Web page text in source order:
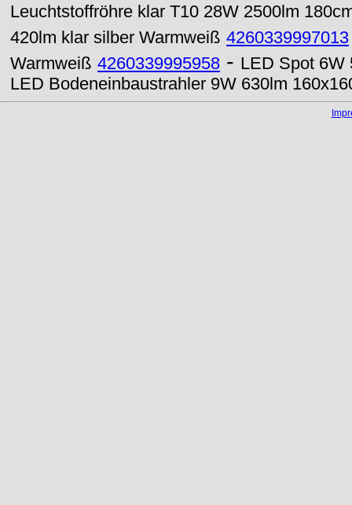
Leuchtstoffröhre klar T10 28W 2500lm
420lm klar silber Warmweiß 4260339997013
Warmweiß 4260339995958 - LED Spot 6W
LED Bodeneinbaustrahler 9W 630lm